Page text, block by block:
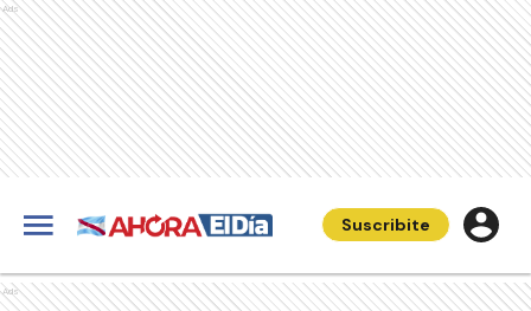
Ads
Suscribite
Ads